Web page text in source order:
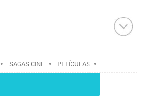
• SAGAS CINE • PELÍCULAS •